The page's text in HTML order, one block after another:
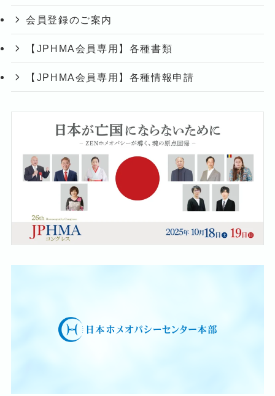
会員登録のご案内
【JPHMA会員専用】各種書類
【JPHMA会員専用】各種情報申請